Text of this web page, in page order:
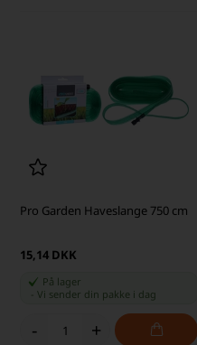
Pro Garden Haveslange 750 cm
15,14 DKK
På lager
-Vi sender din pakke i dag
- +